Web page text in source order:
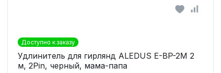
Доступно к заказу
Удлинитель для гирлянд ALEDUS E-BP-2M 2
м, 2Pin, черный, мама-папа